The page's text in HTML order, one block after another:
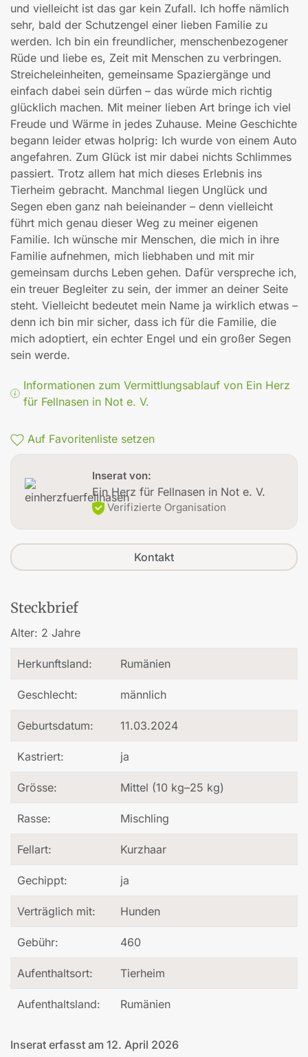
und vielleicht ist das gar kein Zufall. Ich hoffe nämlich
sehr, bald der Schutzengel einer lieben Familie zu
werden. Ich bin ein freundlicher, menschenbezogener
Rüde und liebe es, Zeit mit Menschen zu verbringen.
Streicheleinheiten, gemeinsame Spaziergänge und
einfach dabei sein dürfen – das würde mich richtig
glücklich machen. Mit meiner lieben Art bringe ich viel
Freude und Wärme in jedes Zuhause. Meine Geschichte
begann leider etwas holprig: Ich wurde von einem Auto
angefahren. Zum Glück ist mir dabei nichts Schlimmes
passiert. Trotz allem hat mich dieses Erlebnis ins
Tierheim gebracht. Manchmal liegen Unglück und
Segen eben ganz nah beieinander – denn vielleicht
führt mich genau dieser Weg zu meiner eigenen
Familie. Ich wünsche mir Menschen, die mich in ihre
Familie aufnehmen, mich liebhaben und mit mir
gemeinsam durchs Leben gehen. Dafür verspreche ich,
ein treuer Begleiter zu sein, der immer an deiner Seite
steht. Vielleicht bedeutet mein Name ja wirklich etwas –
denn ich bin mir sicher, dass ich für die Familie, die
mich adoptiert, ein echter Engel und ein großer Segen
sein werde.
Informationen zum Vermittlungsablauf von Ein Herz
für Fellnasen in Not e. V.
Auf Favoritenliste setzen
Inserat von:
Ein Herz für Fellnasen in Not e. V.
Verifizierte Organisation
Kontakt
Steckbrief
Alter: 2 Jahre
Herkunftsland: Rumänien
Geschlecht: männlich
Geburtsdatum: 11.03.2024
Kastriert: ja
Grösse: Mittel (10 kg–25 kg)
Rasse: Mischling
Fellart: Kurzhaar
Gechippt: ja
Verträglich mit: Hunden
Gebühr: 460
Aufenthaltsort: Tierheim
Aufenthaltsland: Rumänien
Inserat erfasst am 12. April 2026